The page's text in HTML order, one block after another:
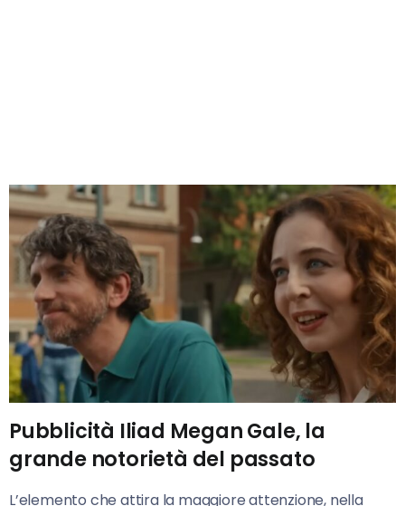
Pubblicità Iliad Megan Gale, la
grande notorietà del passato
L’elemento che attira la maggiore attenzione, nella